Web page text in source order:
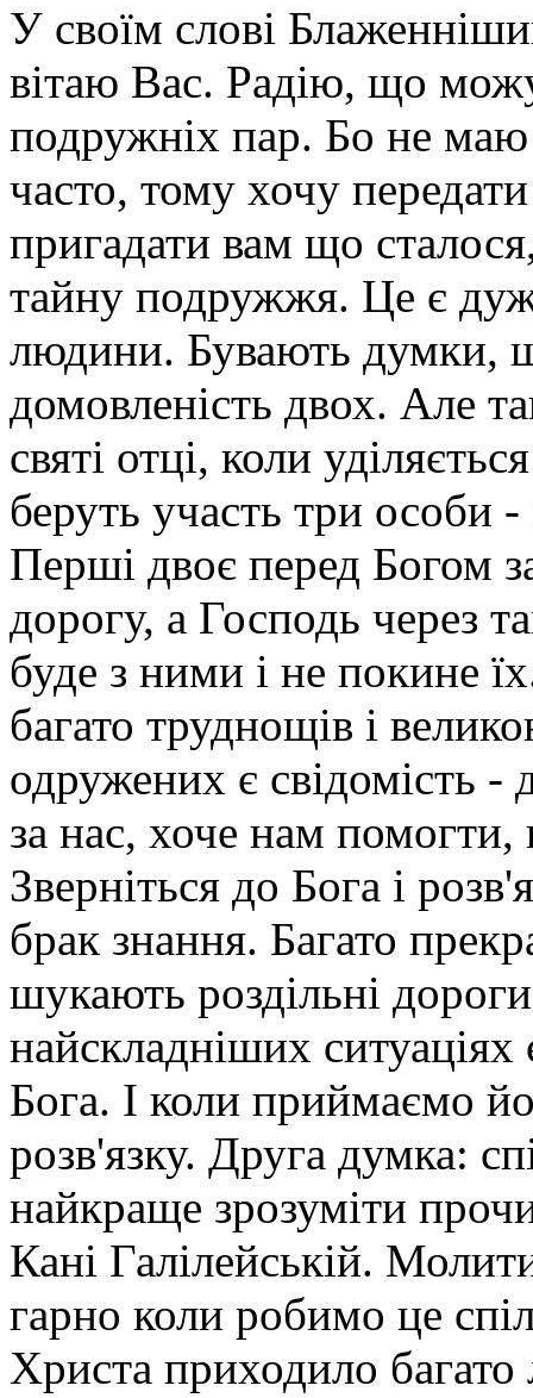
У своїм слові
вітаю Вас. Радію, що
подружніх пар. Бо не
часто, тому хочу
пригадати вам що
тайну подружжя. Це є
людини. Бувають думки,
домовленість двох. Але
святі отці, коли
беруть участь три особи
Перші двоє перед Богом
дорогу, а Господь через
буде з ними і не покине
багато труднощів і
одружених є свідомість -
за нас, хоче нам помогти,
Зверніться до Бога і
брак знання. Багато
шукають роздільні
найскладніших ситуаціях
Бога. І коли приймаємо
розв'язку. Друга думка:
найкраще зрозуміти
Кані Галілейській.
гарно коли робимо це
Христа приходило